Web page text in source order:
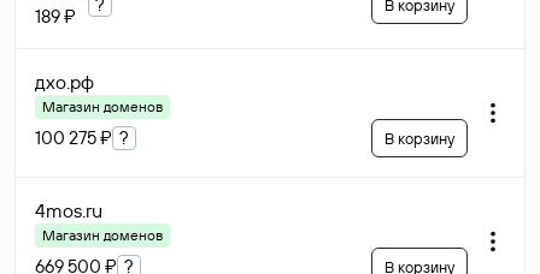
189 ₽ В корзину
дхо.рф
Магазин доменов
100 275 ₽ ? В корзину
4mos.ru
Магазин доменов
669 500 ₽ ? В корзину